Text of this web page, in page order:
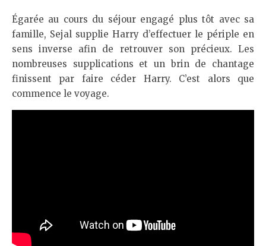
Égarée au cours du séjour engagé plus tôt avec sa
famille, Sejal supplie Harry d’effectuer le périple en
sens inverse afin de retrouver son précieux. Les
nombreuses supplications et un brin de chantage
finissent par faire céder Harry. C’est alors que
commence le voyage.